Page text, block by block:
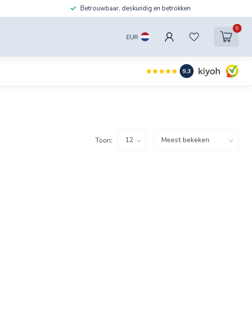
Betrouwbaar, deskundig en betrokken
EUR
0
9.3
Toon: